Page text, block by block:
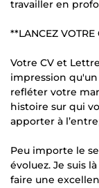
travailler en
**LANCEZ VOTRE
Votre CV et
impression
refléter votre
histoire sur qui
apporter à
Peu importe le
évoluez. Je suis
faire une